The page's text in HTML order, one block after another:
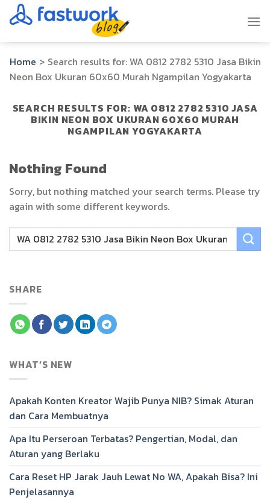
Skip
to
Home > Search results for:WA 0812 2782 5310 Jasa Bikin
Neon Box Ukuran 60x60 Murah Ngampilan Yogyakarta
SEARCH RESULTS FOR: WA 0812 2782 5310 JASA
BIKIN NEON BOX UKURAN 60X60 MURAH
NGAMPILAN YOGYAKARTA
Nothing Found
Sorry, but nothing matched your search terms. Please try
again with some different keywords.
SHARE
WHAT’S NEW
Apakah Konten Kreator Wajib Punya NIB? Simak Aturan
dan Cara Membuatnya
Apa Itu Perseroan Terbatas? Pengertian, Modal, dan
Aturan yang Berlaku
Cara Reset HP Jarak Jauh Lewat No WA, Apakah Bisa? Ini
Penjelasannya